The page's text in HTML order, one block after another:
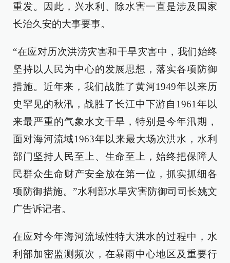
重发。因此，兴水利、除水害一直是涉及国家
长治久安的大事要事。
“在应对历次洪涝灾害和干旱灾害中，我们始终
坚持以人民为中心的发展思想，落实各项防御
措施。近年来，我们战胜了黄河1949年以来历
史罕见的秋汛，战胜了长江中下游自1961年以
来最严重的气象水文干旱，特别是今年汛期，
面对海河流域1963年以来最大场次洪水，水利
部门坚持人民至上、生命至上，始终把保障人
民群众生命财产安全放在第一位，抓实抓细各
项防御措施。”水利部水旱灾害防御司司长姚文
广告诉记者。
在应对今年海河流域性特大洪水的过程中，水
利部加密监测频次，在暴雨中心地区及重要行